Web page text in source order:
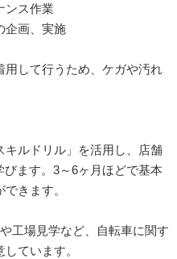
ンス作業
企画、実施
して行うため、ケガや汚れ
キルドリル」を活用し、店舗
ます。3～6ヶ月ほどで基本
きます。
工場見学など、自転車に関す
ています。